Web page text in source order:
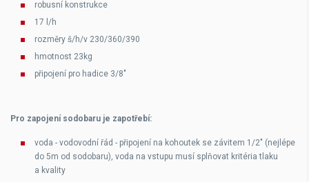
robusní konstrukce
17 l/h
rozměry š/h/v 230/360/390
hmotnost 23kg
připojení pro hadice 3/8"
Pro zapojení sodobaru je zapotřebí:
voda - vodovodní řád - připojení na kohoutek se závitem 1/2" (nejlépe
do 5m od sodobaru), voda na vstupu musí splňovat kritéria tlaku
a kvality